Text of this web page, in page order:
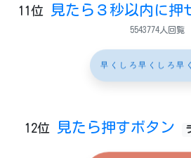
11位 見たら３秒以内に押
5543774人回覧
早くしろ早くしろ早
12位 見たら押すボタン